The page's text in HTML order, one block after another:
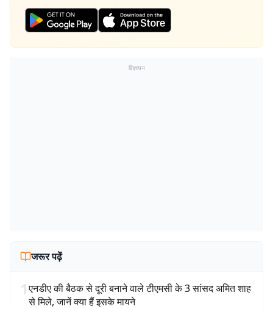
विज्ञापन
जरूर पढ़ें
1एनडीए की बैठक से दूरी बनाने वाले टीएमसी के 3 सांसद अमित शाह
से मिले, जानें क्या हैं इसके मायने